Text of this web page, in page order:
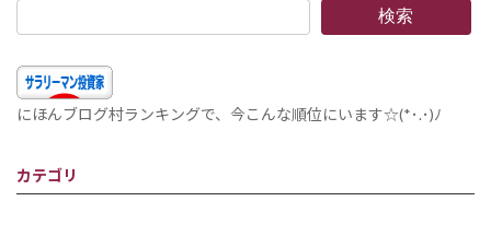
検索
にほんブログ村ランキングで、今こんな順位にいます☆(*･.･)ﾉ
カテゴリ